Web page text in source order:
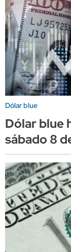
Dólar blue
Dólar blue
sábado 8